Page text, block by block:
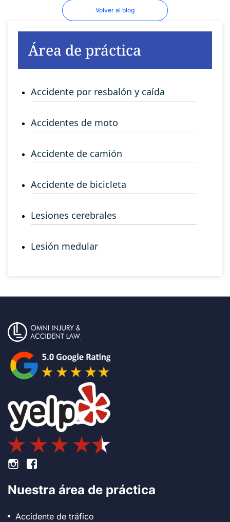
Volver al blog
Área de práctica
Accidente por resbalón y caída
Accidentes de moto
Accidente de camión
Accidente de bicicleta
Lesiones cerebrales
Lesión medular
Pie de página Instagram
Pie de página Facebook
Nuestra área de práctica
Accidente de tráfico